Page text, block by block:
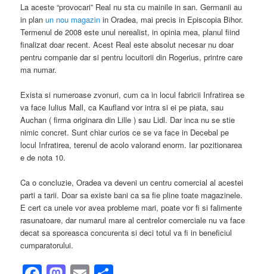
La aceste “provocari” Real nu sta cu mainile in san. Germanii au
in planun nou magazin in Oradea, mai precis in Episcopia Bihor.
Termenul de 2008 este unul nerealist, in opinia mea, planul fiind
finalizat doar recent. Acest Real este absolut necesar nu doar
pentru companie dar si pentru locuitorii din Rogerius, printre care
ma numar.
Exista si numeroase zvonuri, cum ca in locul fabricii Infratirea se
va face Iulius Mall, ca Kaufland vor intra si ei pe piata, sau
Auchan ( firma originara din Lille ) sau Lidl. Dar inca nu se stie
nimic concret. Sunt chiar curios ce se va face in Decebal pe
locul Infratirea, terenul de acolo valorand enorm. Iar pozitionarea
e de nota 10.
Ca o concluzie, Oradea va deveni un centru comercial al acestei
parti a tarii. Doar sa existe bani ca sa fie pline toate magazinele.
E cert ca unele vor avea probleme mari, poate vor fi si falimente
rasunatoare, dar numarul mare al centrelor comerciale nu va face
decat sa sporeasca concurenta si deci totul va fi in beneficiul
cumparatorului.